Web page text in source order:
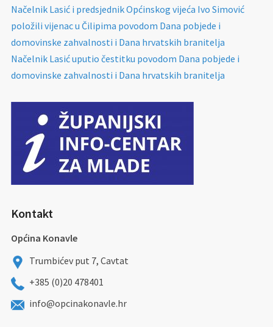
Načelnik Lasić i predsjednik Općinskog vijeća Ivo Simović
položili vijenac u Čilipima povodom Dana pobjede i
domovinske zahvalnosti i Dana hrvatskih branitelja
Načelnik Lasić uputio čestitku povodom Dana pobjede i
domovinske zahvalnosti i Dana hrvatskih branitelja
Kontakt
Općina Konavle
Trumbićev put 7, Cavtat
+385 (0)20 478401
info@opcinakonavle.hr